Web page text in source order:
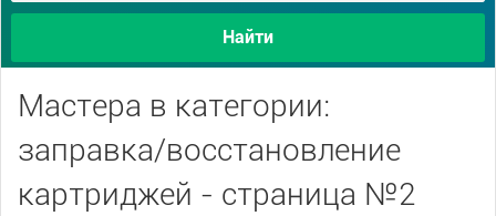
Найти
Мастера в категории:
заправка/восстановление
картриджей - страница №2